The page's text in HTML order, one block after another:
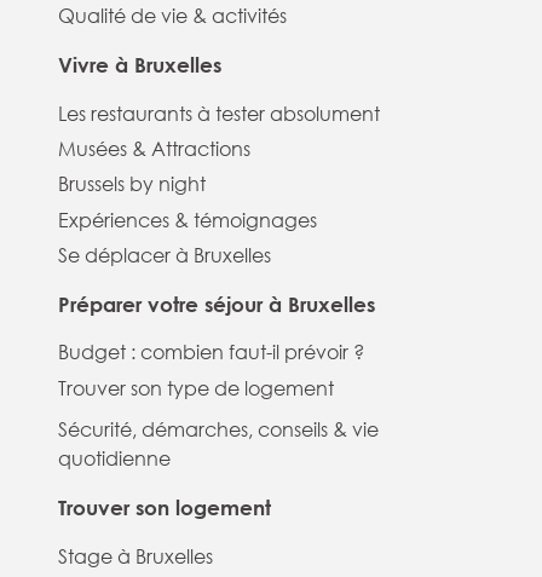
Qualité de vie & activités
Vivre à Bruxelles
Les restaurants à tester absolument
Musées & Attractions
Brussels by night
Expériences & témoignages
Se déplacer à Bruxelles
Préparer votre séjour à Bruxelles
Budget : combien faut-il prévoir ?
Trouver son type de logement
Sécurité, démarches, conseils & vie
quotidienne
Trouver son logement
Stage à Bruxelles